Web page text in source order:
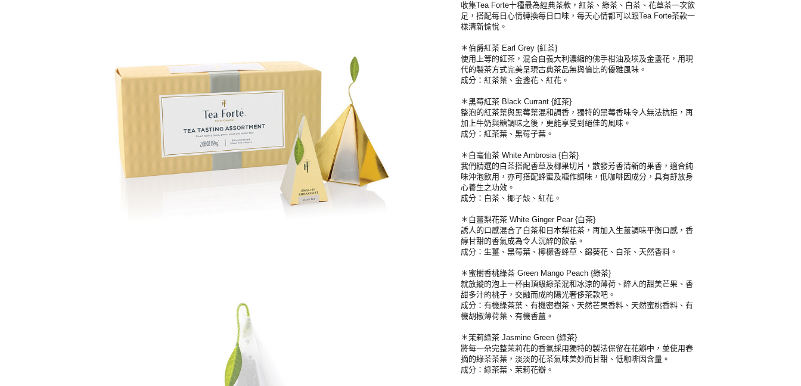
收集Tea Forte十種最為經典茶款，紅茶、綠茶、白茶、花草茶一次飲
足，搭配每日心情轉換每日口味，每天心情都可以跟Tea Forte茶款一
樣清新愉悅。
＊伯爵紅茶 Earl Grey {紅茶}
使用上等的紅茶，混合自義大利濃縮的佛手柑油及埃及金盞花，用現
代的製茶方式完美呈現古典茶品無與倫比的優雅風味。
成分：紅茶葉、金盞花、紅花。
＊黑莓紅茶 Black Currant {紅茶}
整泡的紅茶葉與黑莓葉混和調香，獨特的黑莓香味令人無法抗拒，再
加上牛奶與糖調味之後，更能享受到絕佳的風味。
成分：紅茶葉、黑莓子葉。
＊白毫仙茶 White Ambrosia {白茶}
我們精選的白茶搭配香草及椰果切片，散發芳香清新的果香，適合純
味沖泡飲用，亦可搭配蜂蜜及糖作調味，低咖啡因成分，具有舒放身
心養生之功效。
成分：白茶、椰子殼、紅花。
＊白薑梨花茶 White Ginger Pear {白茶}
誘人的口感混合了白茶和日本梨花茶，再加入生薑調味平衡口感，香
醇甘甜的香氣成為令人沉醉的飲品。
成分：生薑、黑莓葉、檸檬香蜂草、錦葵花、白茶、天然香料。
＊蜜樹香桃綠茶 Green Mango Peach {綠茶}
就放縱的泡上一杯由頂級綠茶混和冰涼的薄荷、醉人的甜美芒果、香
甜多汁的桃子，交融而成的陽光奢侈茶款吧。
成分：有機綠茶葉、有機密樹茶、天然芒果香料、天然蜜桃香料、有
機胡椒薄荷葉、有機香薑。
＊茉莉綠茶 Jasmine Green {綠茶}
將每一朵完整茉莉花的香氣採用獨特的製法保留在花瓣中，並使用春
摘的綠茶茶葉，淡淡的花茶氣味美妙而甘甜、低咖啡因含量。
成分：綠茶葉、茉莉花瓣。